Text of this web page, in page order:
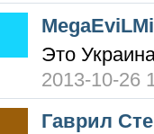
Это
2013-10-26
Гаврил